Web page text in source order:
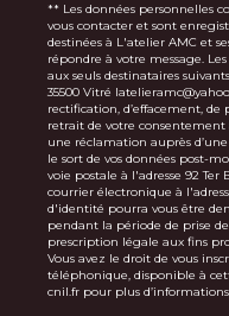
** Les données personnelles
vous contacter et sont
destinées à L'atelier AMC et
répondre à votre message.
aux seuls destinataires
35500 Vitré
rectification, d’effacement,
retrait de votre
une réclamation auprès
le sort de vos données post-
voie postale à l'adresse 92 Ter
courrier électronique à
d'identité pourra vous être
pendant la période de prise
prescription légale aux fins
Vous avez le droit de vous
téléphonique, disponible à
cnil.fr pour plus d’informations